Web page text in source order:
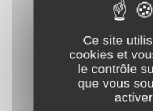
Ce site
cookies et
le contrôle
que vous
activer